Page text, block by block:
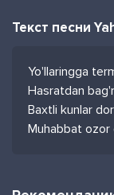
Текст песни
Yo'llaringga
Hasratdan
Baxtli kunlar
Muhabbat